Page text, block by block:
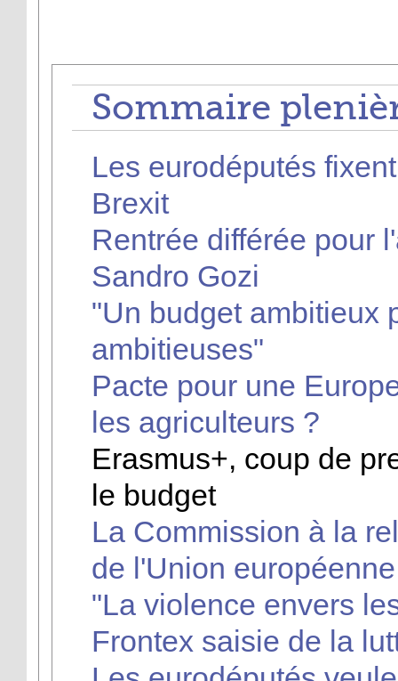
Sommaire
Les eurodéputés
Brexit
Rentrée différée pour
Sandro Gozi
"Un budget ambitieux
ambitieuses"
Pacte pour une
les agriculteurs ?
Erasmus+, coup de
le budget
La Commission à la
de l'Union européenne
"La violence envers
Frontex saisie de la